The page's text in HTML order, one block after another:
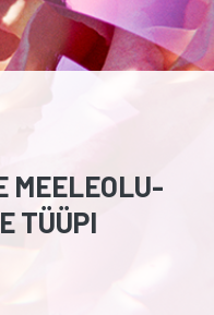
MEELEOLU-
TÜÜPI